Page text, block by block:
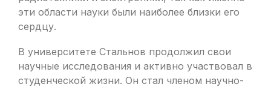
эти области науки были наиболее близки его
сердцу.
В университете Стальнов продолжил свои
научные исследования и активно участвовал в
студенческой жизни. Он стал членом научно-